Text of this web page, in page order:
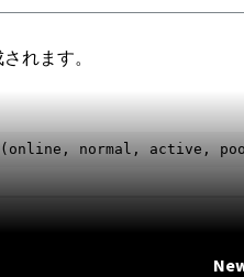
れます。
(online, normal,